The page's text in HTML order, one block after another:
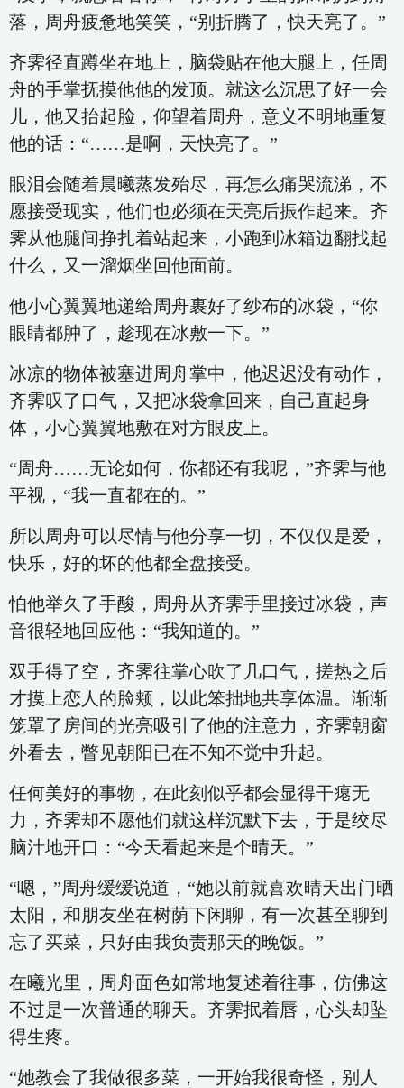
落，周舟疲惫地笑笑，“别折腾了，快天亮了。”
齐霁径直蹲坐在地上，脑袋贴在他大腿上，任周
舟的手掌抚摸他他的发顶。就这么沉思了好一会
儿，他又抬起脸，仰望着周舟，意义不明地重复
他的话：“……是啊，天快亮了。”
眼泪会随着晨曦蒸发殆尽，再怎么痛哭流涕，不
愿接受现实，他们也必须在天亮后振作起来。齐
霁从他腿间挣扎着站起来，小跑到冰箱边翻找起
什么，又一溜烟坐回他面前。
他小心翼翼地递给周舟裹好了纱布的冰袋，“你
眼睛都肿了，趁现在冰敷一下。”
冰凉的物体被塞进周舟掌中，他迟迟没有动作，
齐霁叹了口气，又把冰袋拿回来，自己直起身
体，小心翼翼地敷在对方眼皮上。
“周舟……无论如何，你都还有我呢，”齐霁与他
平视，“我一直都在的。”
所以周舟可以尽情与他分享一切，不仅仅是爱，
快乐，好的坏的他都全盘接受。
怕他举久了手酸，周舟从齐霁手里接过冰袋，声
音很轻地回应他：“我知道的。”
双手得了空，齐霁往掌心吹了几口气，搓热之后
才摸上恋人的脸颊，以此笨拙地共享体温。渐渐
笼罩了房间的光亮吸引了他的注意力，齐霁朝窗
外看去，瞥见朝阳已在不知不觉中升起。
任何美好的事物，在此刻似乎都会显得干瘪无
力，齐霁却不愿他们就这样沉默下去，于是绞尽
脑汁地开口：“今天看起来是个晴天。”
“嗯，”周舟缓缓说道，“她以前就喜欢晴天出门晒
太阳，和朋友坐在树荫下闲聊，有一次甚至聊到
忘了买菜，只好由我负责那天的晚饭。”
在曦光里，周舟面色如常地复述着往事，仿佛这
不过是一次普通的聊天。齐霁抿着唇，心头却坠
得生疼。
“她教会了我做很多菜，一开始我很奇怪，别人